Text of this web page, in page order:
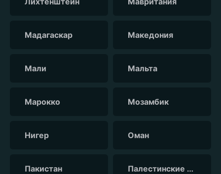
Мадагаскар Македония
Мали Мальта
Марокко Мозамбик
Нигер Оман
Пакистан Палестинские территории